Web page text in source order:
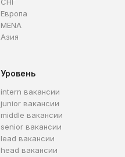
СНГ
Европа
MENA
Азия
Уровень
intern вакансии
junior вакансии
middle вакансии
senior вакансии
lead вакансии
head вакансии